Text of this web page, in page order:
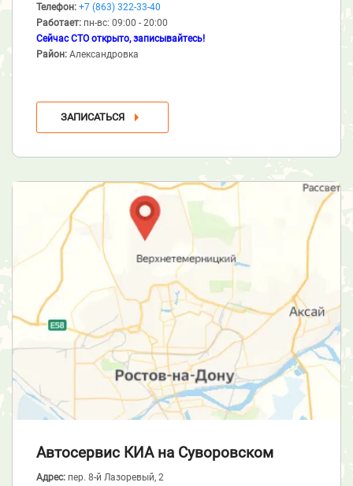
Телефон: +7 (863) 322-33-40
Работает: пн-вс: 09:00 - 20:00
Сейчас СТО открыто, записывайтесь!
Район: Александровка
ЗАПИСАТЬСЯ
Автосервис КИА на Суворовском
Адрес: пер. 8-й Лазоревый, 2